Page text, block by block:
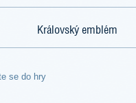
Královský emblém
se do hry